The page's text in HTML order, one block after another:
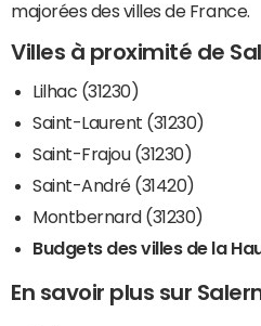
majorées des villes de France.
Villes à proximité de
Lilhac (31230)
Saint-Laurent (31230)
Saint-Frajou (31230)
Saint-André (31420)
Montbernard (31230)
Budgets des villes de la
En savoir plus sur